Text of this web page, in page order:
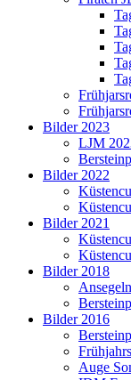
Bilder 2023
LJM
Bilder 2022
Bilder 2021
Bilder 2018
Bilder 2016
Auge